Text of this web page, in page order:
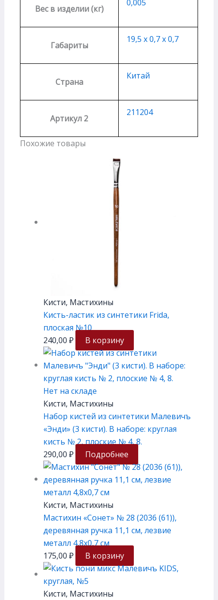
Вес в изделии (кг)
0,005
Габариты
19,5 х 0,7 х 0,7
Страна
Китай
Артикул 2
211204
Похожие товары
Кисти, Мастихины
Кисть-ластик из синтетики Frida,
плоская №10
240,00 ₽ В корзину
Нет на складе
Кисти, Мастихины
Набор кистей из синтетики Малевичъ
«Энди» (3 кисти). В наборе: круглая
кисть № 2, плоские № 4, 8.
290,00 ₽ Подробнее
Кисти, Мастихины
Мастихин «Сонет» № 28 (2036 (61)),
деревянная ручка 11,1 см, лезвие
металл 4,8х0,7 см
175,00 ₽ В корзину
Кисти, Мастихины